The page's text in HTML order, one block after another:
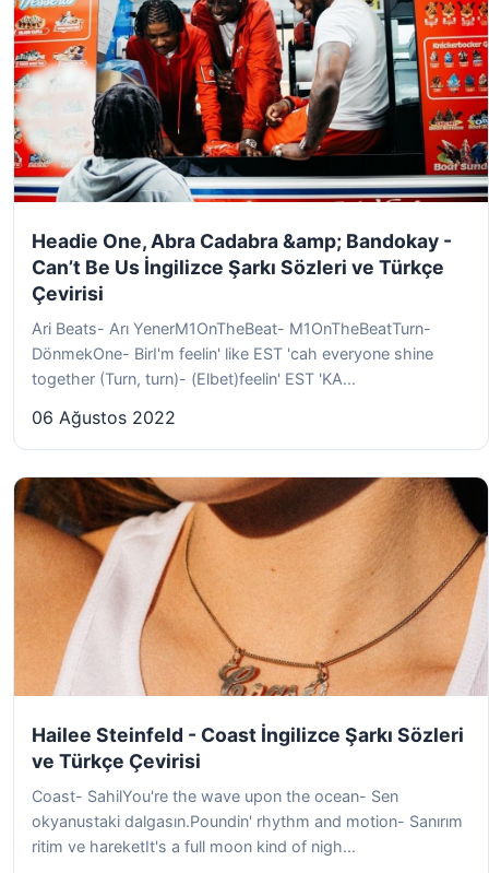
Headie One, Abra Cadabra &amp; Bandokay -
Can’t Be Us İngilizce Şarkı Sözleri ve Türkçe
Çevirisi
Ari Beats- Arı YenerM1OnTheBeat- M1OnTheBeatTurn-
DönmekOne- BirI'm feelin' like EST 'cah everyone shine
together (Turn, turn)- (Elbet)feelin' EST 'KA...
06 Ağustos 2022
Hailee Steinfeld - Coast İngilizce Şarkı Sözleri
ve Türkçe Çevirisi
Coast- SahilYou're the wave upon the ocean- Sen
okyanustaki dalgasın.Poundin' rhythm and motion- Sanırım
ritim ve hareketIt's a full moon kind of nigh...